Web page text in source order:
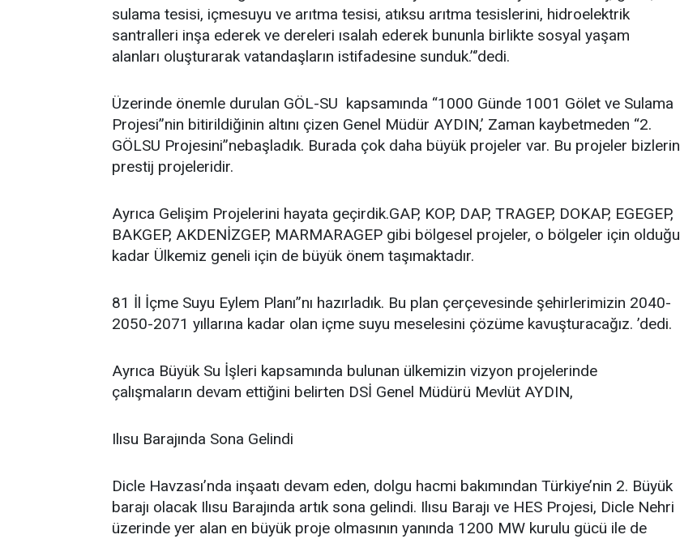
sulama tesisi, içmesuyu ve arıtma tesisi, atıksu arıtma tesislerini, hidroelektrik
santralleri inşa ederek ve dereleri ısalah ederek bununla birlikte sosyal yaşam
alanları oluşturarak vatandaşların istifadesine sunduk.’‘’dedi.
Üzerinde önemle durulan GÖL-SU kapsamında “1000 Günde 1001 Gölet ve Sulama
Projesi”nin bitirildiğinin altını çizen Genel Müdür AYDIN,’ Zaman kaybetmeden “2.
GÖLSU Projesini”nebaşladık. Burada çok daha büyük projeler var. Bu projeler bizlerin
prestij projeleridir.
Ayrıca Gelişim Projelerini hayata geçirdik.GAP, KOP, DAP, TRAGEP, DOKAP, EGEGEP,
BAKGEP, AKDENİZGEP, MARMARAGEP gibi bölgesel projeler, o bölgeler için olduğu
kadar Ülkemiz geneli için de büyük önem taşımaktadır.
81 İl İçme Suyu Eylem Planı”nı hazırladık. Bu plan çerçevesinde şehirlerimizin 2040-
2050-2071 yıllarına kadar olan içme suyu meselesini çözüme kavuşturacağız. ’dedi.
Ayrıca Büyük Su İşleri kapsamında bulunan ülkemizin vizyon projelerinde
çalışmaların devam ettiğini belirten DSİ Genel Müdürü Mevlüt AYDIN,
Ilısu Barajında Sona Gelindi
Dicle Havzası’nda inşaatı devam eden, dolgu hacmi bakımından Türkiye’nin 2. Büyük
barajı olacak Ilısu Barajında artık sona gelindi. Ilısu Barajı ve HES Projesi, Dicle Nehri
üzerinde yer alan en büyük proje olmasının yanında 1200 MW kurulu gücü ile de